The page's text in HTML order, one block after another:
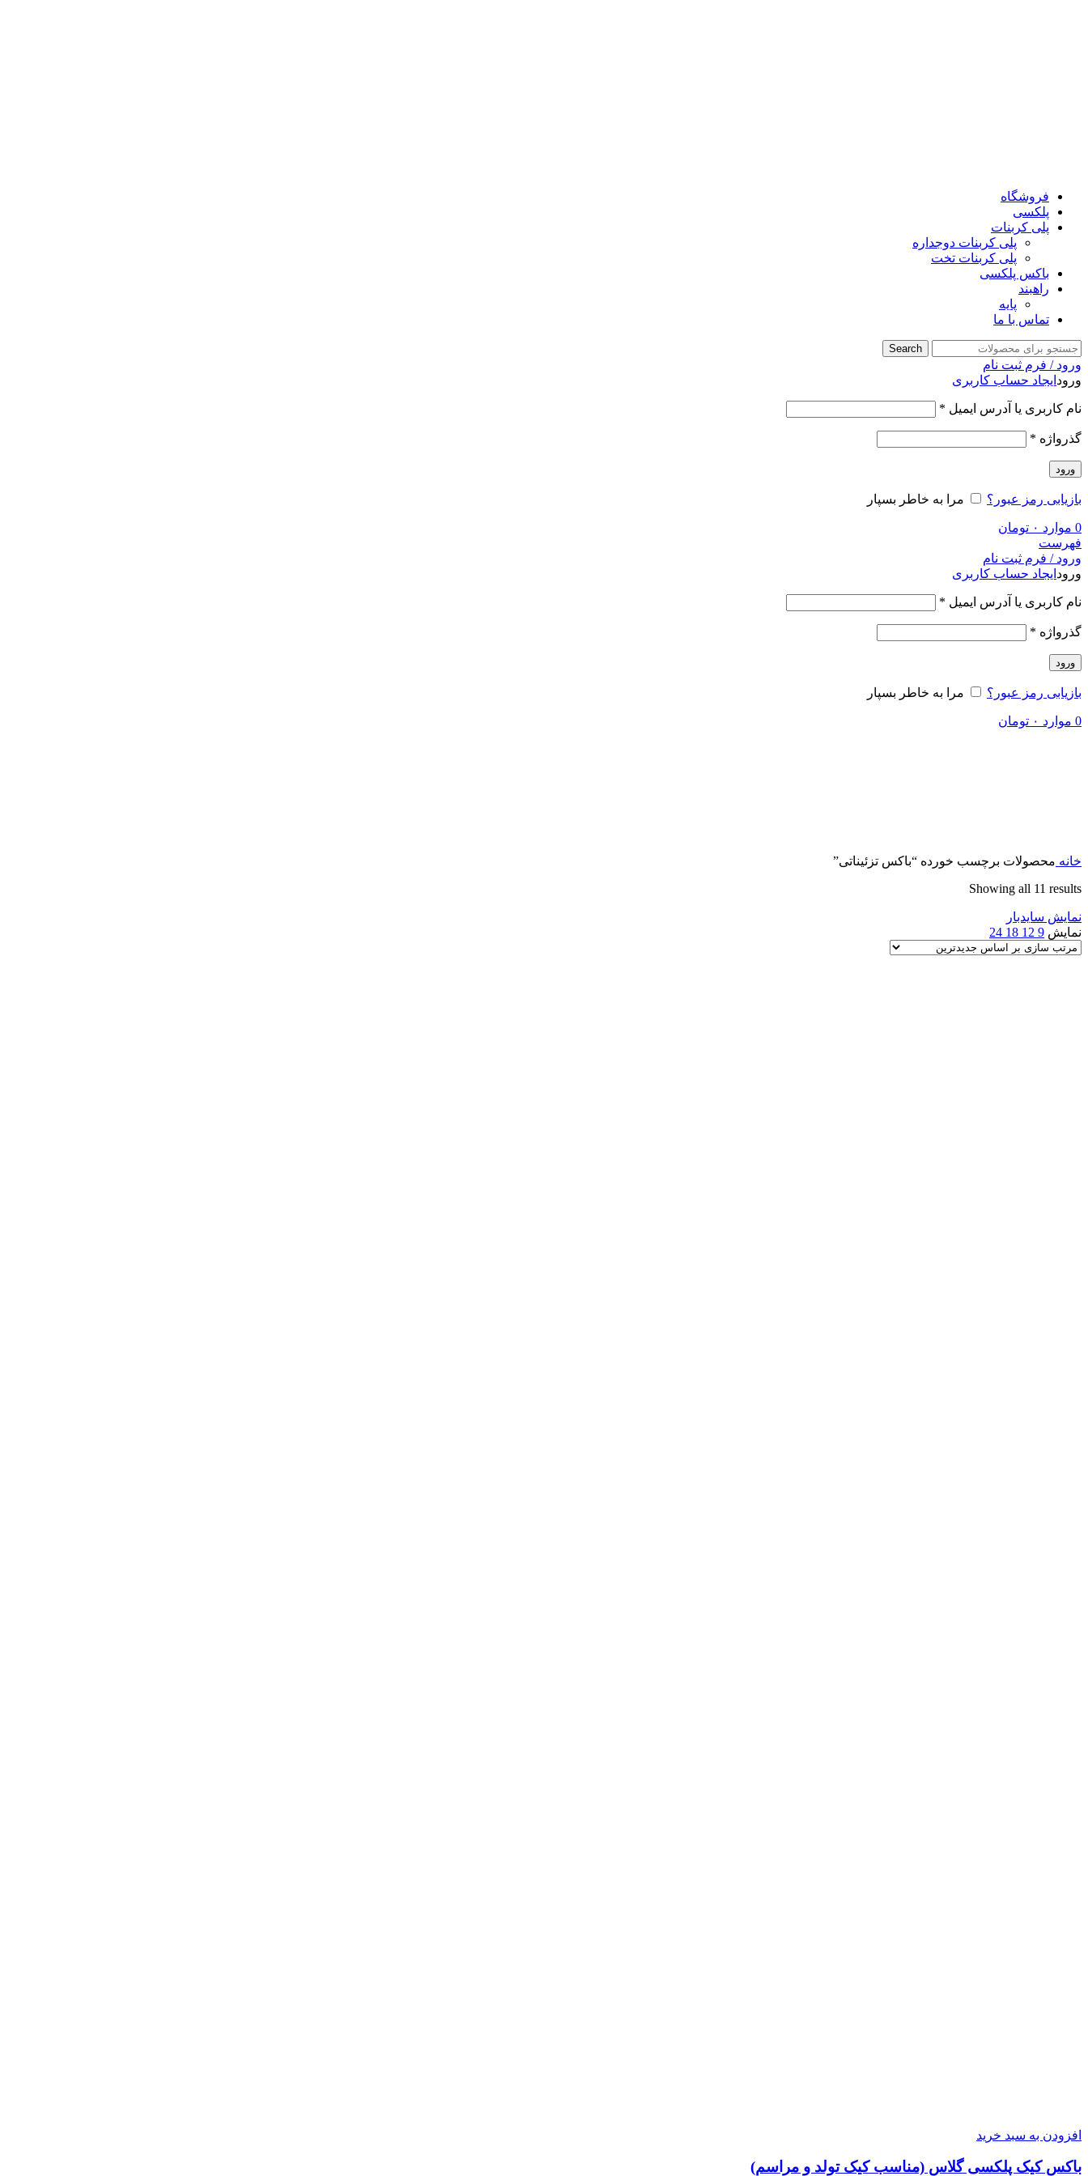
فروشگاه
پلکسی
پلی کربنات
پلی کربنات دوجداره
پلی کربنات تخت
باکس پلکسی
راهبند
پایه
تماس با ما
Search
ورود / فرم ثبت نام
ورود ایجاد حساب کاربری
نام کاربری یا آدرس ایمیل *
گذرواژه *
ورود
بازیابی رمز عبور؟ مرا به خاطر بسپار
0 موارد ۰ تومان
فهرست
ورود / فرم ثبت نام
ورود ایجاد حساب کاربری
نام کاربری یا آدرس ایمیل *
گذرواژه *
ورود
بازیابی رمز عبور؟ مرا به خاطر بسپار
0 موارد ۰ تومان
خانه محصولات برچسب خورده “باکس تزئیناتی”
Showing all 11 results
نمایش سایدبار
نمایش 9
12
18
24
افزودن به سبد خرید
باکس کیک پلکسی گلاس (مناسب کیک تولد و مراسم)